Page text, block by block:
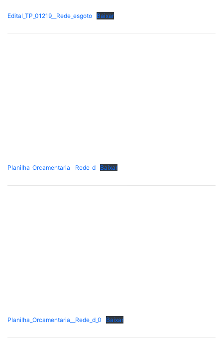
Edital_TP_01219__Rede_esgoto Baixar
Planilha_Orcamentaria__Rede_d Baixar
Planilha_Orcamentaria__Rede_d_0 Baixar